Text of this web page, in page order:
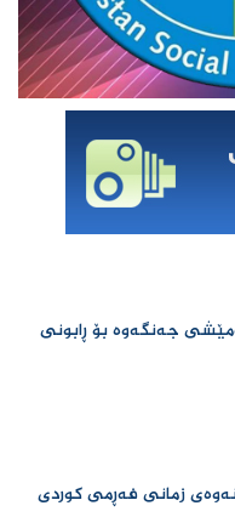
جەنگەوە بۆ ڕابونی
زمانی فەڕمی كوردی